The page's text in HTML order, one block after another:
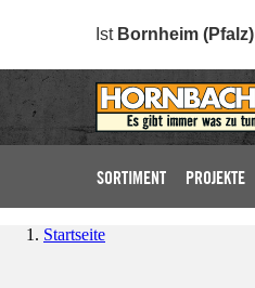
Ist Bornheim (Pfalz)
SORTIMENT PROJEKTE
Startseite